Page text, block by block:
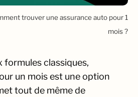
trouver une assurance auto pour 1
mois ?
classiques,
un mois est une option
tout de même de